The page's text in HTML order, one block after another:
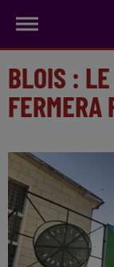
BLOIS :